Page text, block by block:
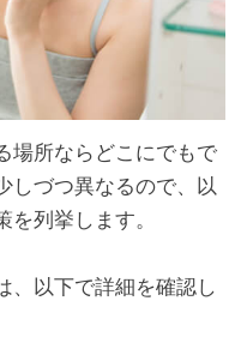
場所ならどこにでもで
しづつ異なるので、以
列挙します。
、以下で詳細を確認し